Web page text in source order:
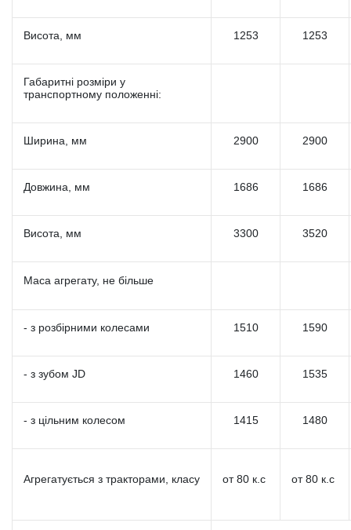
Висота, мм 1253 1253
Габаритні розміри у
транспортному положенні:
Ширина, мм 2900 2900
Довжина, мм 1686 1686
Висота, мм 3300 3520
Маса агрегату, не більше
- з розбірними колесами 1510 1590
- з зубом JD 1460 1535
- з цільним колесом 1415 1480
Агрегатується з тракторами, класу от 80 к.с от 80 к.с